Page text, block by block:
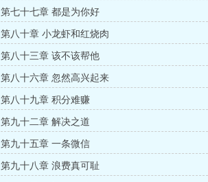
第七十七章 都是为你好
第八十章 小龙虾和红烧肉
第八十三章 该不该帮他
第八十六章 忽然高兴起来
第八十九章 积分难赚
第九十二章 解决之道
第九十五章 一条微信
第九十八章 浪费真可耻